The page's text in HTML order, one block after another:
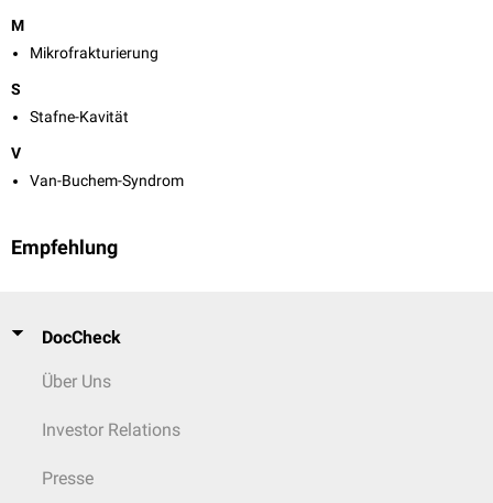
M
Mikrofrakturierung
S
Stafne-Kavität
V
Van-Buchem-Syndrom
Empfehlung
DocCheck
Über Uns
Investor Relations
Presse